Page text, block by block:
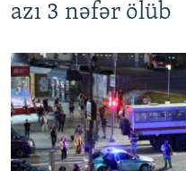
azı 3 nəfər ölüb